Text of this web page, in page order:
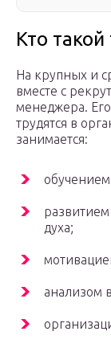
Кто
На крупных и
вместе с
менеджера.
трудятся в
занимается:
духа;
анализом